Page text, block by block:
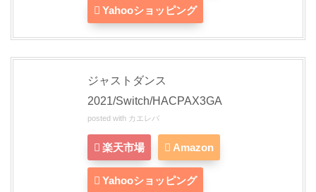
Yahooショッピング
ジャストダンス
2021/Switch/HACPAX3GA
posted with カエレバ
楽天市場 Amazon
Yahooショッピング